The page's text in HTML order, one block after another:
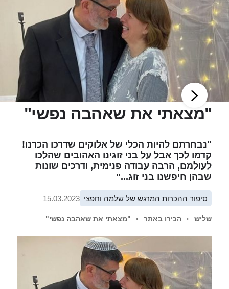
"מצאתי את שאהבה נפשי"
"נבחרתם להיות הכלי של אלוקים שדרכו הכרנו!
קדמו לכך אבל על בני זוגינו האהובים שהלכו
לעולמם, הרבה עבודה פנימית, ודרכים שונות
שבהן חיפשנו בני זוג..."
סיפור ההכרות המרגש של שלמה וחפצי 15.03.2023
שליש › הכירו באתר › "מצאתי את שאהבה נפשי"